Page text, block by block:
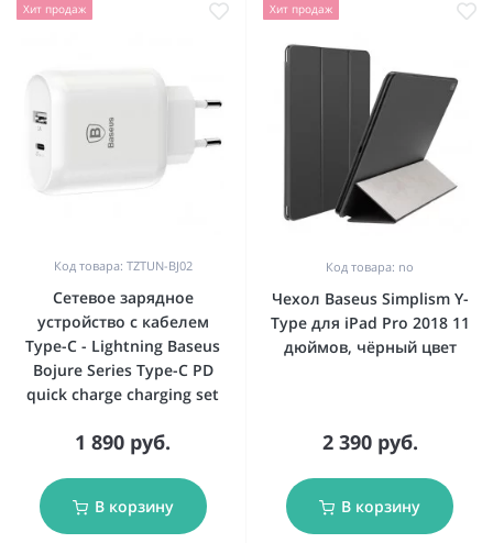
Хит продаж
Код товара: TZTUN-BJ02
Сетевое зарядное
устройство с кабелем
Type-C - Lightning Baseus
Bojure Series Type-C PD
quick charge charging set
1 890 руб.
В корзину
Хит продаж
Код товара: no
Чехол Baseus Simplism Y-
Type для iPad Pro 2018 11
дюймов, чёрный цвет
2 390 руб.
В корзину